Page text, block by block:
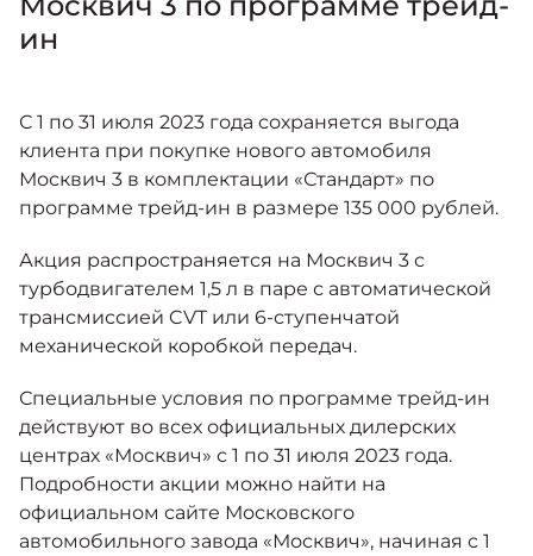
Москвич 6
Яркий динамичный седан
Москвич 3 с ручным
управлением (РУ)
Кроссовер, создающий равные
от 2 069 000 ₽*
Москвич 8
кроссовер
от 3 125 000 ₽*
Спецпредложения
Калькулятор трейд-ин
Страховые программы
СЕРВИСНЫЕ АКЦИИ
АКСЕССУАРЫ
ин
С 1 по 31 июля 2023 года сохраняется выгода
клиента при покупке нового автомобиля
Москвич 3 в комплектации «Стандарт» по
программе трейд-ин в размере 135 000 рублей.
Акция распространяется на Москвич 3 с
турбодвигателем 1,5 л в паре с автоматической
трансмиссией CVT или 6-ступенчатой
механической коробкой передач.
Специальные условия по программе трейд-ин
действуют во всех официальных дилерских
центрах «Москвич» с 1 по 31 июля 2023 года.
Подробности акции можно найти на
официальном сайте Московского
автомобильного завода «Москвич», начиная с 1